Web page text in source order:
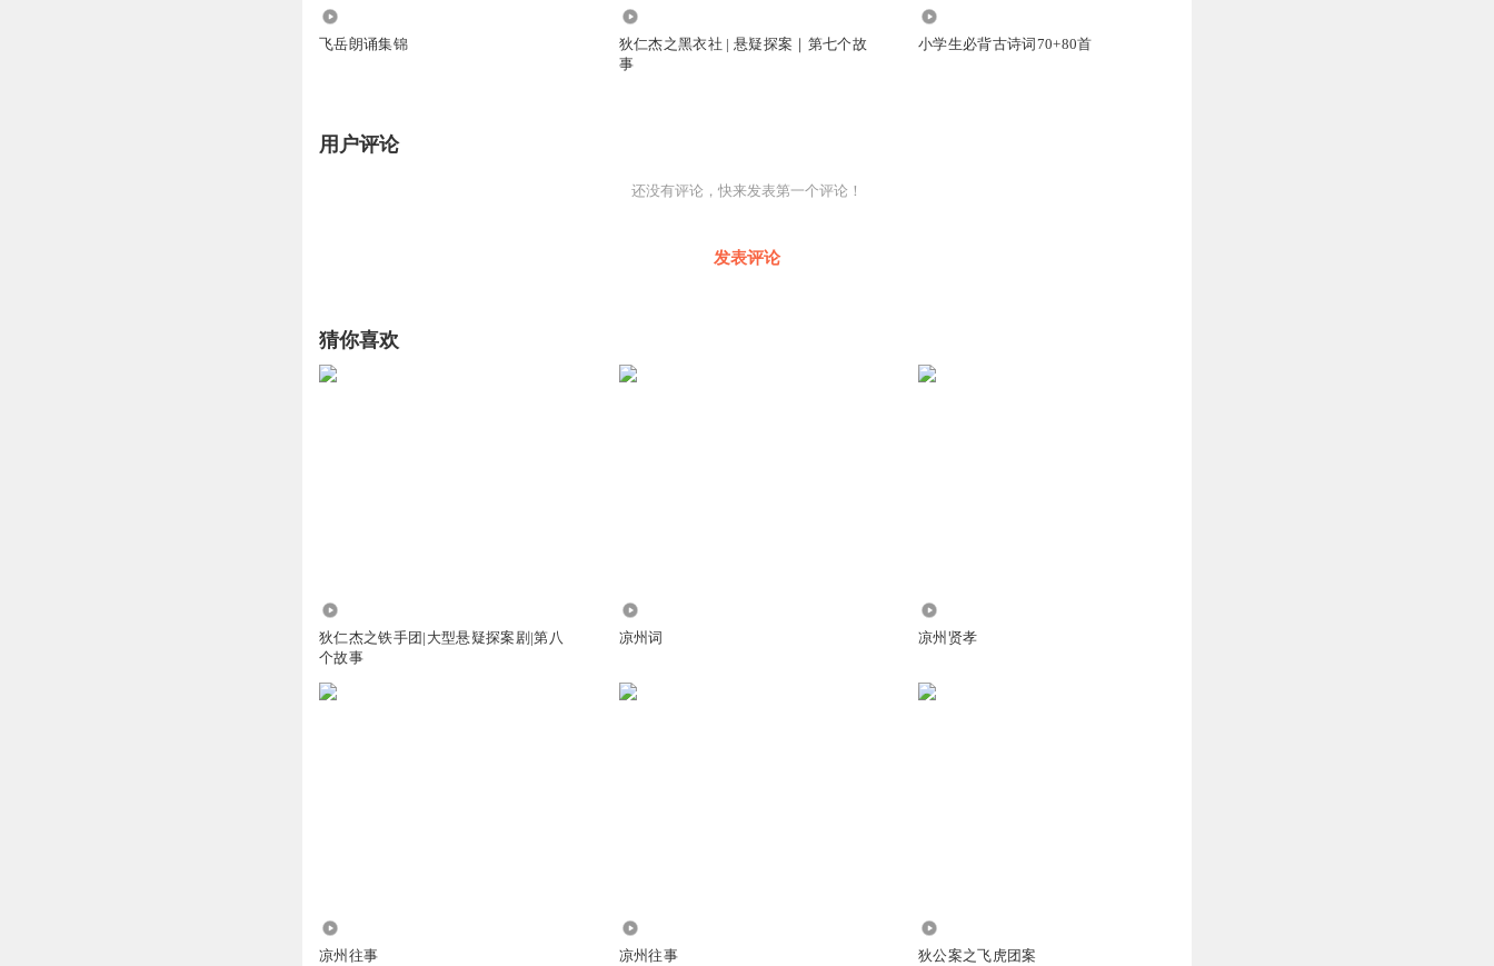
飞岳朗诵集锦
狄仁杰之黑衣社 | 悬疑探案｜第七个故
事
小学生必背古诗词70+80首
用户评论
还没有评论，快来发表第一个评论！
发表评论
猜你喜欢
狄仁杰之铁手团|大型悬疑探案剧|第八
个故事
凉州词 凉州贤孝
凉州往事 凉州往事 狄公案之飞虎团案